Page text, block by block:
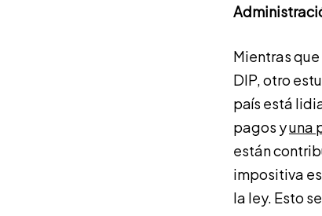
Mientras
DIP, otro
país está
pagos yuna
están
impositiva
la ley. Esto